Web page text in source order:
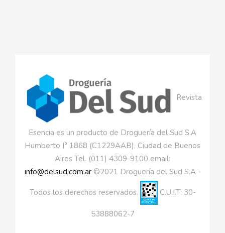
Revista
Esencia es un producto de Droguería del Sud S.A
Humberto I° 1868 (C1229AAB), Ciudad de Buenos
Aires Tel. (011) 4309-9100 email:
info@delsud.com.ar©2021 Droguería del Sud S.A -
Todos los derechos reservados. C.U.I.T: 30-
53888062-7